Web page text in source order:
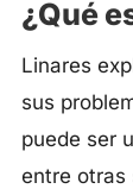
¿Qué
Linares
sus
puede ser
entre otras